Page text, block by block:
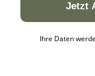
Jetzt
Ihre Daten